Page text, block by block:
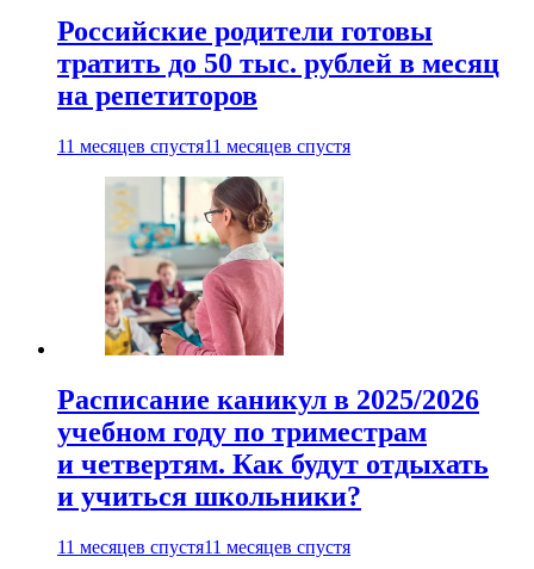
Российские родители готовы
тратить до 50 тыс. рублей в месяц
на репетиторов
11 месяцев спустя11 месяцев спустя
Расписание каникул в 2025/2026
учебном году по триместрам
и четвертям. Как будут отдыхать
и учиться школьники?
11 месяцев спустя11 месяцев спустя